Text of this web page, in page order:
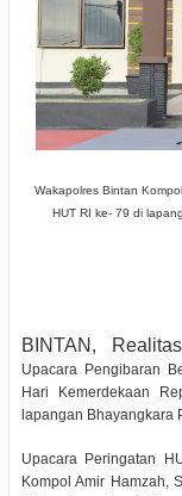
Wakapolres Bintan
HUT RI ke- 79 di
BINTAN,
Upacara Pengibaran
Hari Kemerdekaan
lapangan Bhayangkara
Upacara Peringatan
Kompol Amir Hamzah,